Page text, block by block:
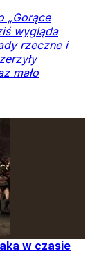
„Gorące
wygląda
rzeczne i
mało
w czasie